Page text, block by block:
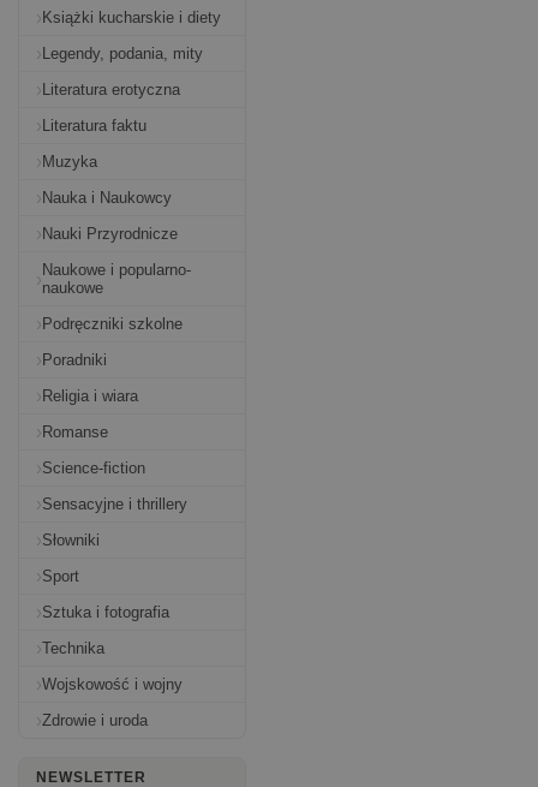
Książki kucharskie i diety
Legendy, podania, mity
Literatura erotyczna
Literatura faktu
Muzyka
Nauka i Naukowcy
Nauki Przyrodnicze
Naukowe i popularno-
naukowe
Podręczniki szkolne
Poradniki
Religia i wiara
Romanse
Science-fiction
Sensacyjne i thrillery
Słowniki
Sport
Sztuka i fotografia
Technika
Wojskowość i wojny
Zdrowie i uroda
NEWSLETTER